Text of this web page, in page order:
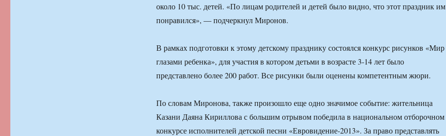
около 10 тыс. детей. «По лицам родителей и детей было видно, что этот праздник им
понравился», — подчеркнул Миронов.
В рамках подготовки к этому детскому празднику состоялся конкурс рисунков «Мир
глазами ребенка», для участия в котором детьми в возрасте 3-14 лет было
представлено более 200 работ. Все рисунки были оценены компетентным жюри.
По словам Миронова, также произошло еще одно значимое событие: жительница
Казани Даяна Кириллова с большим отрывом победила в национальном отборочном
конкурсе исполнителей детской песни «Евровидение-2013». За право представлять